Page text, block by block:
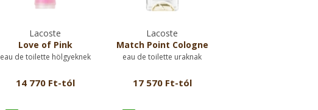
Lacoste
Love of Pink
eau de toilette hölgyeknek
14 770 Ft-tól
Lacoste
Match Point Cologne
eau de toilette uraknak
17 570 Ft-tól